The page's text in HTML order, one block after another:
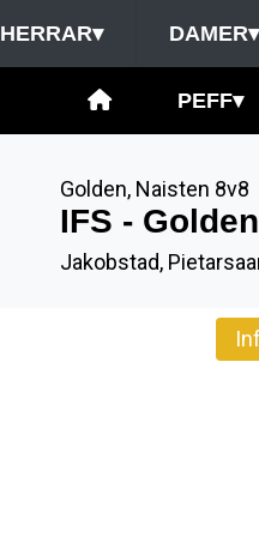
HERRAR▾ DAMER▾
PEFF▾
Golden, Naisten 8v8
IFS -
Jakobstad,